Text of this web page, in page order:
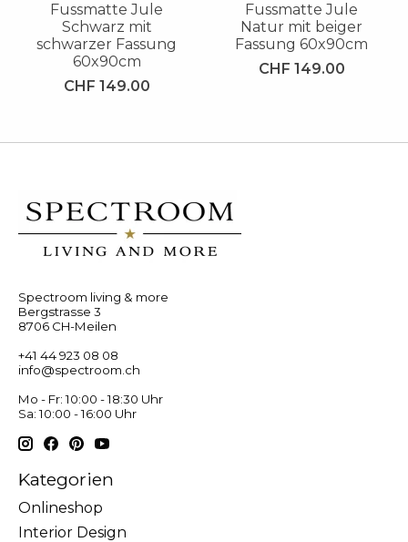
Fussmatte Jule
Schwarz mit
schwarzer Fassung
60x90cm
CHF 149.00
Fussmatte Jule
Natur mit beiger
Fassung 60x90cm
CHF 149.00
Spectroom living & more
Bergstrasse 3
8706 CH-Meilen
+41 44 923 08 08
info@spectroom.ch
Mo - Fr: 10:00 - 18:30 Uhr
Sa: 10:00 - 16:00 Uhr
Kategorien
Onlineshop
Interior Design